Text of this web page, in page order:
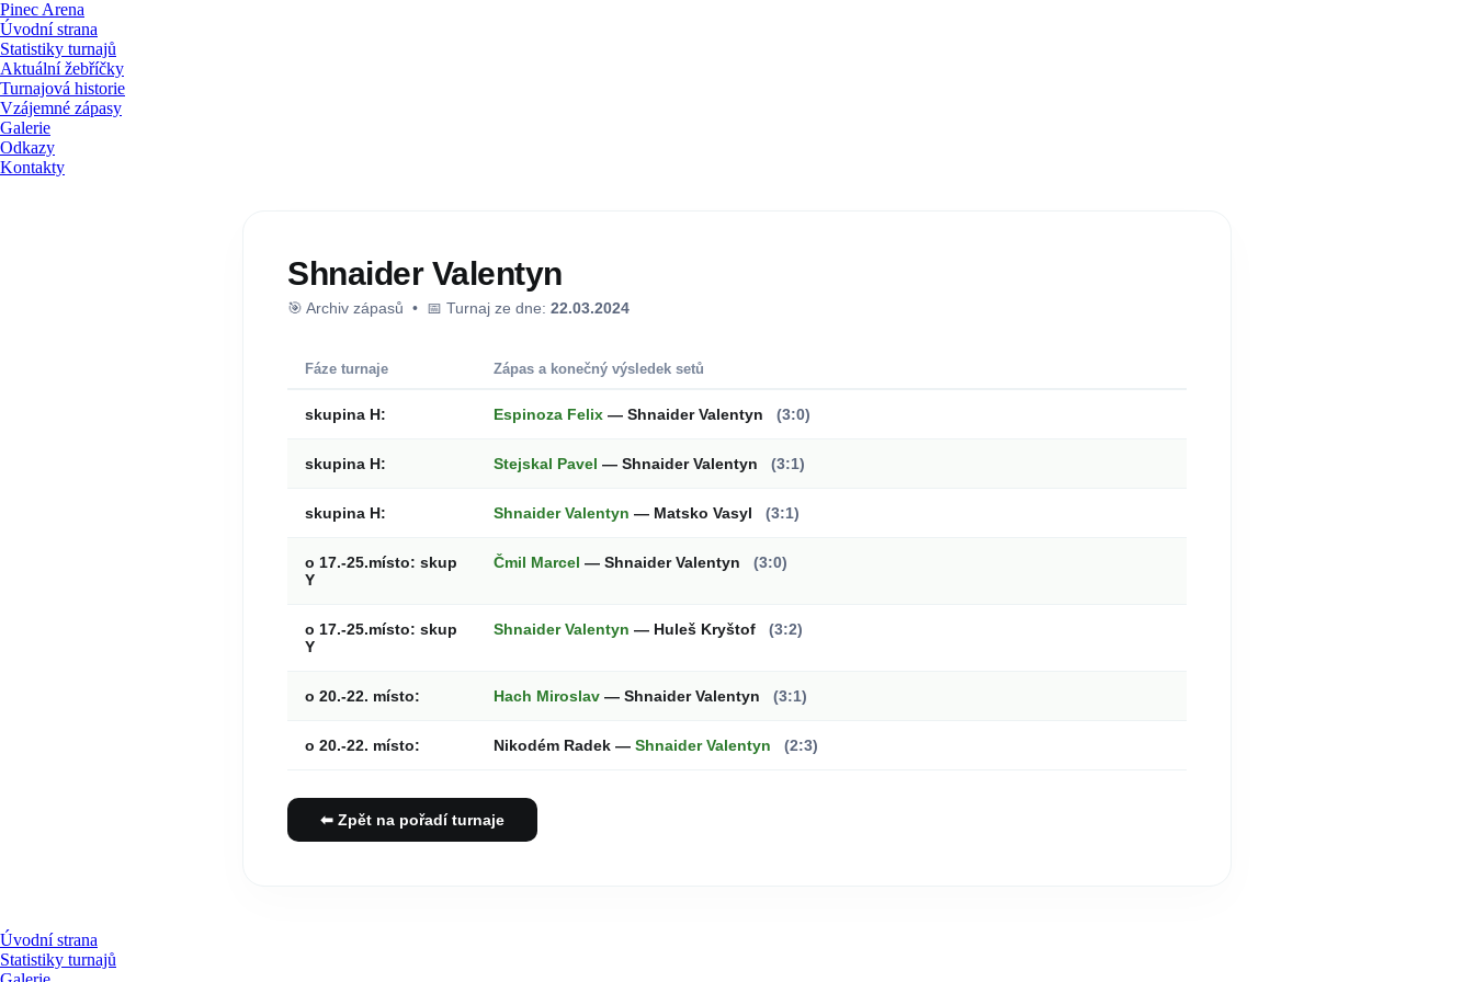
Pinec Arena
Úvodní strana
Statistiky turnajů
Aktuální žebříčky
Turnajová historie
Vzájemné zápasy
Galerie
Odkazy
Kontakty
Shnaider Valentyn
🎯 Archiv zápasů • 📅 Turnaj ze dne: 22.03.2024
Fáze turnaje Zápas a konečný výsledek setů
skupina H: Espinoza Felix — Shnaider Valentyn (3:0)
skupina H: Stejskal Pavel — Shnaider Valentyn (3:1)
skupina H: Shnaider Valentyn — Matsko Vasyl (3:1)
o 17.-25.místo: skup
Y
Čmil Marcel — Shnaider Valentyn (3:0)
o 17.-25.místo: skup
Y
Shnaider Valentyn — Huleš Kryštof (3:2)
o 20.-22. místo: Hach Miroslav — Shnaider Valentyn (3:1)
o 20.-22. místo: Nikodém Radek — Shnaider Valentyn (2:3)
⬅ Zpět na pořadí turnaje
Úvodní strana
Statistiky turnajů